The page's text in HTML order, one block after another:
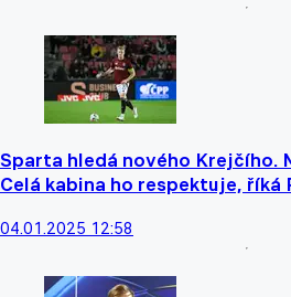
Sparta hledá nového Krejčího.
Celá kabina ho respektuje, říká
04.01.2025 12:58